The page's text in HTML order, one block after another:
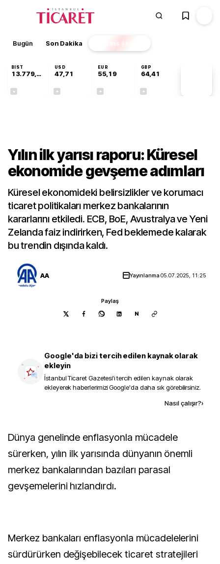
Bugün Son Dakika Finans EKSTRA
BIST
13.779,39
USD
47,71
EUR
55,19
GBP
64,41
Yılın ilk yarısı raporu: Küresel
ekonomide gevşeme adımları
Küresel ekonomideki belirsizlikler ve korumacı
ticaret politikaları merkez bankalarının
kararlarını etkiledi. ECB, BoE, Avustralya ve Yeni
Zelanda faiz indirirken, Fed beklemede kalarak
bu trendin dışında kaldı.
AA Yayınlanma05.07.2025, 11:25
Paylaş
N
Google'da bizi tercih edilen kaynak olarak
ekleyin
İstanbul Ticaret Gazetesi'i tercih edilen kaynak olarak
ekleyerek haberlerimizi Google'da daha sık görebilirsiniz.
Nasıl çalışır?›
Dünya genelinde enflasyonla mücadele
sürerken, yılın ilk yarısında dünyanın önemli
merkez bankalarından bazıları parasal
gevşemelerini hızlandırdı.
Merkez bankaları enflasyonla mücadelelerini
sürdürürken değişebilecek ticaret stratejileri